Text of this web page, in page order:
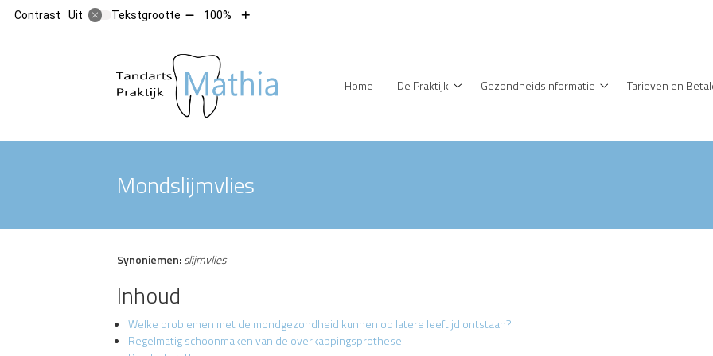
Contrast Uit Tekstgrootte Tekst
10%
100%
Tekst
Hoofdmenu
Home
De Praktijk
Gezondheidsinformatie
Tarieven en
Mondslijmvlies
Synoniemen:slijmvlies
Inhoud
Welke problemen met de mondgezondheid kunnen op latere leeftijd ontstaan?
Regelmatig schoonmaken van de overkappingsprothese